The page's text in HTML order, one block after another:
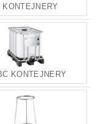
KONTEJNERY
KONTEJNERY